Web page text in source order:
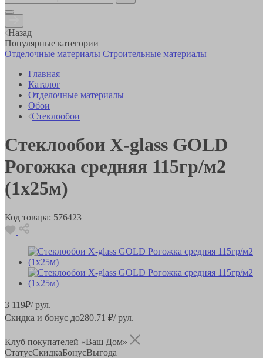
Назад
Популярные категории
Отделочные материалы Строительные материалы
Главная
Каталог
Отделочные материалы
Обои
Стеклообои
Стеклообои X-glass GOLD
Рогожка средняя 115гр/м2
(1х25м)
Код товара: 576423
3 119₽/ рул.
Скидка и бонус до280.71 ₽/ рул.
Клуб покупателей «Ваш Дом»
СтатусСкидкаБонусВыгода